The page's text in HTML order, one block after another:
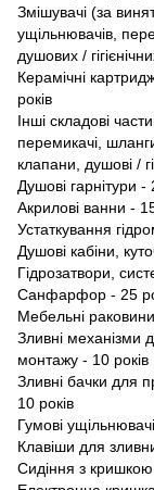
Змішувачі (за
ущільнювачів,
душових /
Керамічні
років
Інші складові
перемикачі,
клапани, душовi /
Душові гарнітури -
Акрилові ванни -
Устаткування
Душові кабіни,
Гідрозатвори,
Caнфарфор - 25
Мебельнi
Зливні механізми
монтажу - 10 років
Зливні бачки для
10 років
Гумові
Клавіши для
Сидіння з